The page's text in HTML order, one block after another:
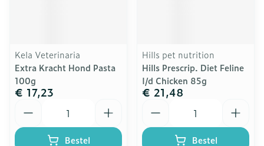
Kela Veterinaria
Extra Kracht Hond Pasta
100g
€ 17,23
Bestel
Hills pet nutrition
Hills Prescrip. Diet Feline
I/d Chicken 85g
€ 21,48
Bestel